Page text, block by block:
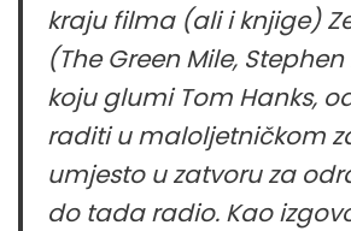
kraju filma (ali i knjige)
(The Green Mile,
koju glumi Tom Hanks,
raditi u maloljetničkom
umjesto u zatvoru za
do tada radio. Kao